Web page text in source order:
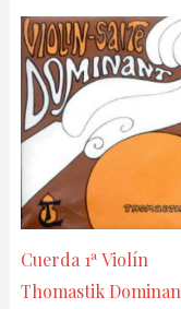
Cuerda 1ª Violín
Thomastik